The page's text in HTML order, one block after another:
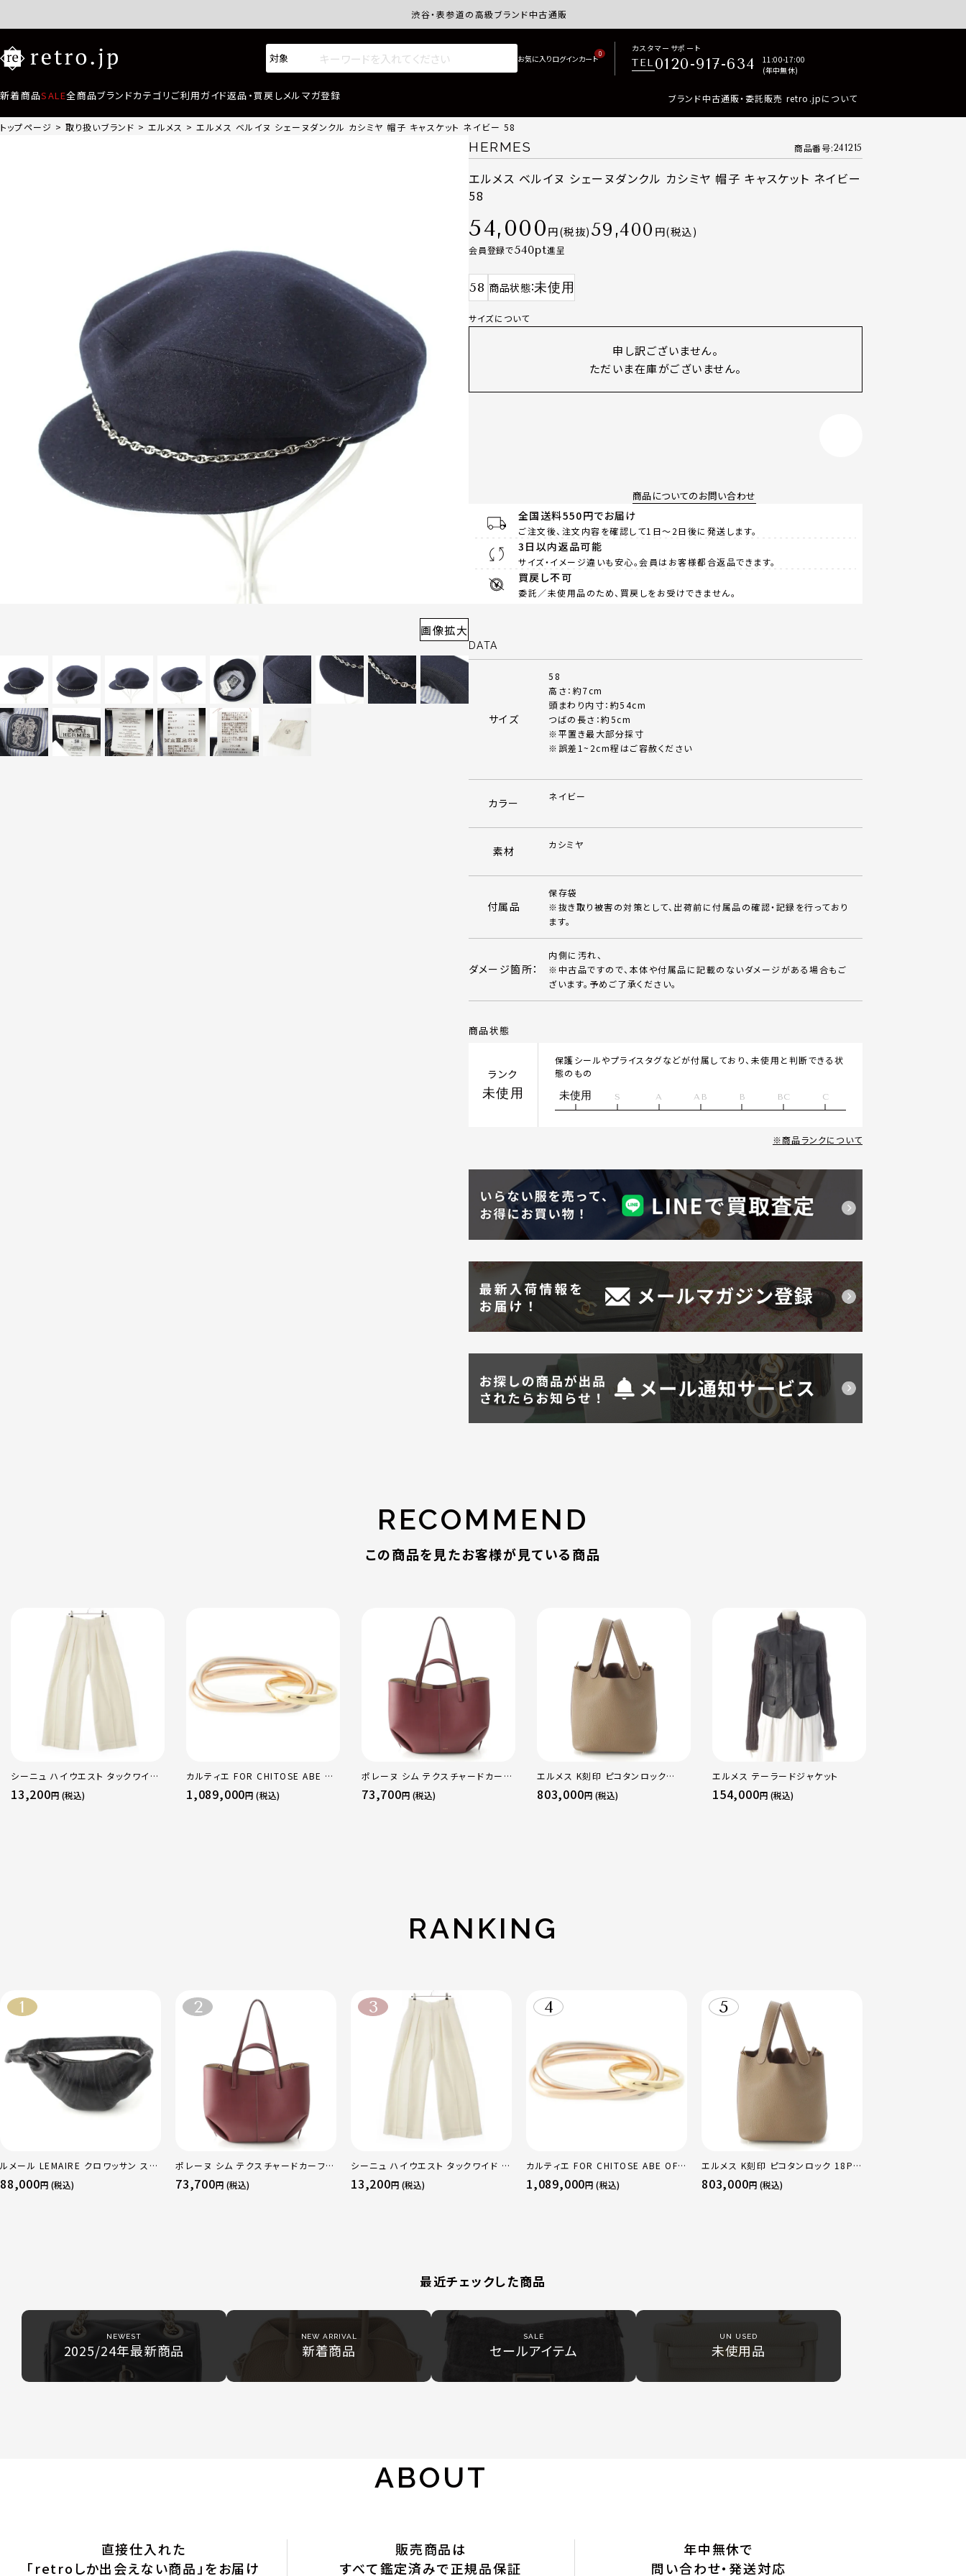
渋谷・表参道の高級ブランド中古通販サイトretro.jp商品はすべて正規品保証・返品可能（返品NG記載品を除く）
0
カスタマーサポート
TEL0120-917-634
11:00-17:00
(年中無休)
新着商品SALE全商品ブランドカテゴリ ご利用ガイド返品・買戻しメルマガ登録 ブランド中古通販・委託販売 retro.jpについて
トップページ 取り扱いブランド エルメス エルメス ベルイヌ シェーヌダンクル カシミヤ 帽子 キャスケット ネイビー 58
画像拡大
HERMES 商品番号 241215
エルメス ベルイヌ シェーヌダンクル カシミヤ 帽子 キャスケット ネイビー
58
54,000 税抜 59,400 税込
会員登録で540 進呈
58 商品状態 未使用
サイズについて
申し訳ございません。
ただいま在庫がございません。
商品についてのお問い合わせ
全国送料550円でお届け
ご注文後、注文内容を確認して1日～2日後に発送します。
3日以内返品可能
サイズ・イメージ違いも安心。会員はお客様都合返品できます。
買戻し不可
委託／未使用品のため、買戻しをお受けできません。
DATA
サイズ
58
高さ：約7cm
頭まわり内寸：約54cm
つばの長さ：約5cm
※平置き最大部分採寸
※誤差1~2cm程はご容赦ください
カラー ネイビー
素材 カシミヤ
付属品
保存袋
※抜き取り被害の対策として、出荷前に付属品の確認・記録を行っており
ます。
ダメージ箇所：
内側に汚れ、
※中古品ですので、本体や付属品に記載のないダメージがある場合もご
ざいます。予めご了承ください。
商品状態
ランク
未使用
保護シールやプライスタグなどが付属しており、未使用と判断できる状
態のもの
未使用 S A AB B BC C
商品ランクについて
RECOMMEND
この商品を見たお客様が見ている商品
シーニュ ハイウエスト タックワイド
パンツ ボトムス オフホワイト 0
13,200円 (税込)
カルティエ FOR CHITOSE ABE OF
sacai サカイ 750 YG×PG×WG
トリニティ リング 指輪 マルチカラー
1,089,000円 (税込)
ポレーヌ シム テクスチャードカーフ
レザー トートバッグ ダークチェリー
レギュラー
73,700円 (税込)
エルメス K刻印 ピコタンロック
18PM トリヨン ハンドバッグ ゴール
ド金具 エトゥープ
803,000円 (税込)
エルメス テーラードジャケット
154,000円 (税込)
RANKING
ルメール LEMAIRE クロワッサン スモ
ール ソフトナッパレザー クロス ボディ
バッグ BG0003 LL095 ブラック
88,000円 (税込)
ポレーヌ シム テクスチャードカーフレ
ザー トートバッグ ダークチェリー レギ
ュラー
73,700円 (税込)
シーニュ ハイウエスト タックワイド パ
ンツ ボトムス オフホワイト 0
13,200円 (税込)
カルティエ FOR CHITOSE ABE OF
sacai サカイ 750 YG×PG×WG ト
リニティ リング 指輪 マルチカラー 50
1,089,000円 (税込)
エルメス K刻印 ピコタンロック 18PM
トリヨン ハンドバッグ ゴールド金具 エ
トゥープ
803,000円 (税込)
最近チェックした商品
NEWEST
2025/24年最新商品
NEW ARRIVAL
新着商品
SALE
セールアイテム
UN USED
未使用品
ABOUT
直接仕入れた
「retroしか出会えない商品」をお届け
販売商品は
すべて鑑定済みで正規品保証
年中無休で
問い合わせ・発送対応